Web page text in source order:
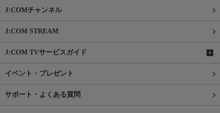
J:COMチャンネル
J:COM STREAM
J:COM TVサービスガイド
イベント・プレゼント
サポート・よくある質問